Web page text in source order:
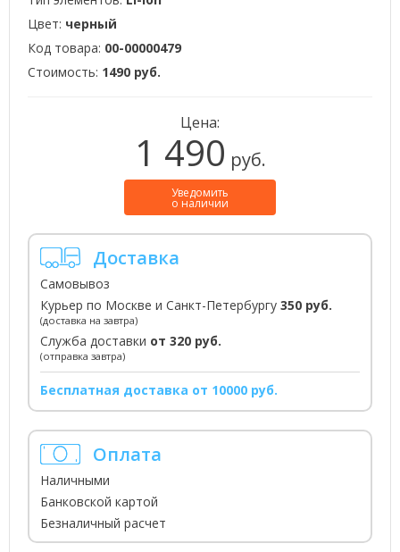
Цвет: черный
Код товара: 00-00000479
Стоимость: 1490 руб.
Цена:
1 490 руб.
Уведомить
о наличии
Доставка
Самовывоз
Курьер по Москве и Санкт-Петербургу 350 руб.
(доставка на завтра)
Служба доставки от 320 руб.
(отправка завтра)
Бесплатная доставка от 10000 руб.
Оплата
Наличными
Банковской картой
Безналичный расчет